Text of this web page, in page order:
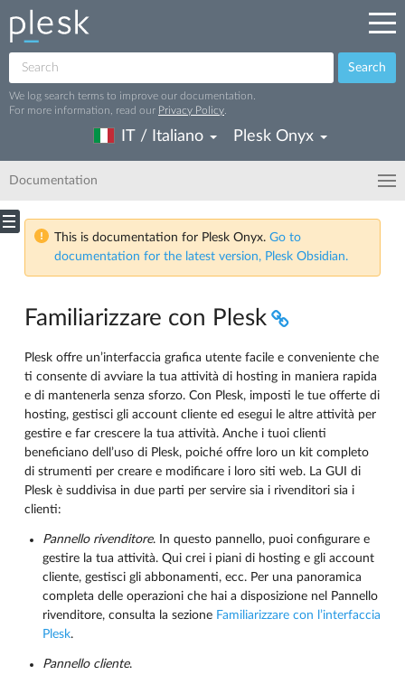
Search
We log search terms to improve our documentation.
For more information, read our Privacy Policy
IT / Italiano Plesk Onyx
Documentation
This is documentation for Plesk Onyx. Go to
documentation for the latest version, Plesk Obsidian.
Familiarizzare con Plesk
Plesk offre un’interfaccia grafica utente facile e conveniente che
ti consente di avviare la tua attività di hosting in maniera rapida
e di mantenerla senza sforzo. Con Plesk, imposti le tue offerte di
hosting, gestisci gli account cliente ed esegui le altre attività per
gestire e far crescere la tua attività. Anche i tuoi clienti
beneficiano dell’uso di Plesk, poiché offre loro un kit completo
di strumenti per creare e modificare i loro siti web. La GUI di
Plesk è suddivisa in due parti per servire sia i rivenditori sia i
clienti:
Pannello rivenditore. In questo pannello, puoi configurare e
gestire la tua attività. Qui crei i piani di hosting e gli account
cliente, gestisci gli abbonamenti, ecc. Per una panoramica
completa delle operazioni che hai a disposizione nel Pannello
rivenditore, consulta la sezione Familiarizzare con l’interfaccia
Plesk.
Pannello cliente.